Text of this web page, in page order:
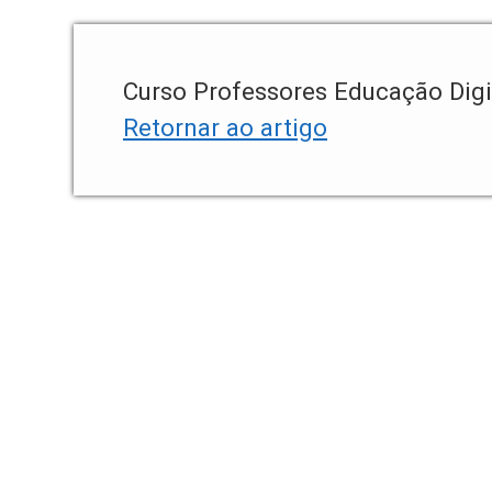
Curso Professores Educação
Retornar ao artigo